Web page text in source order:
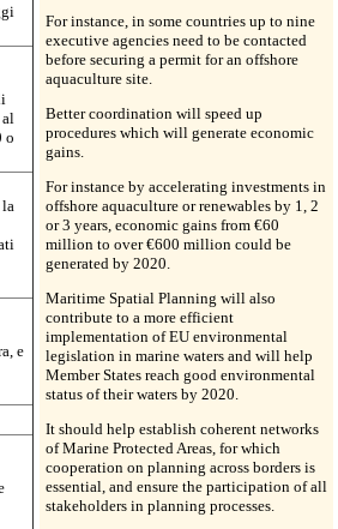
o
e
For instance, in some countries up to nine
executive agencies need to be contacted
before securing a permit for an offshore
aquaculture site.
Better coordination will speed up
procedures which will generate economic
gains.
For instance by accelerating investments in
offshore aquaculture or renewables by 1, 2
or 3 years, economic gains from €60
million to over €600 million could be
generated by 2020.
Maritime Spatial Planning will also
contribute to a more efficient
implementation of EU environmental
legislation in marine waters and will help
Member States reach good environmental
status of their waters by 2020.
It should help establish coherent networks
of Marine Protected Areas, for which
cooperation on planning across borders is
essential, and ensure the participation of all
stakeholders in planning processes.